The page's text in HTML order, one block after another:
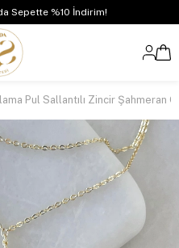
Sepette %10 İndirim!
Pul Sallantılı Zincir Şahmeran